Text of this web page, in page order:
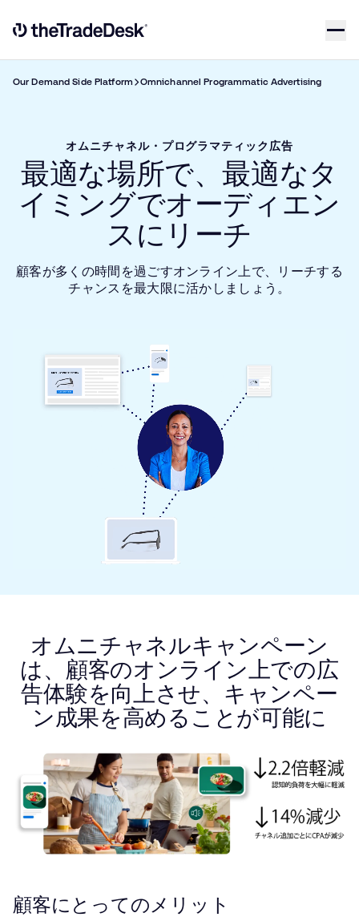
Link to The Trade Desk Home Page
Our Demand Side Platform Omnichannel Programmatic Advertising
オムニチャネル・プログラマティック広告
最適な場所で、最適なタ
イミングでオーディエン
スにリーチ
顧客が多くの時間を過ごすオンライン上で、リーチする
チャンスを最大限に活かしましょう。
オムニチャネルキャンペーン
は、顧客のオンライン上での広
告体験を向上させ、キャンペー
ン成果を高めることが可能に
顧客にとってのメリット